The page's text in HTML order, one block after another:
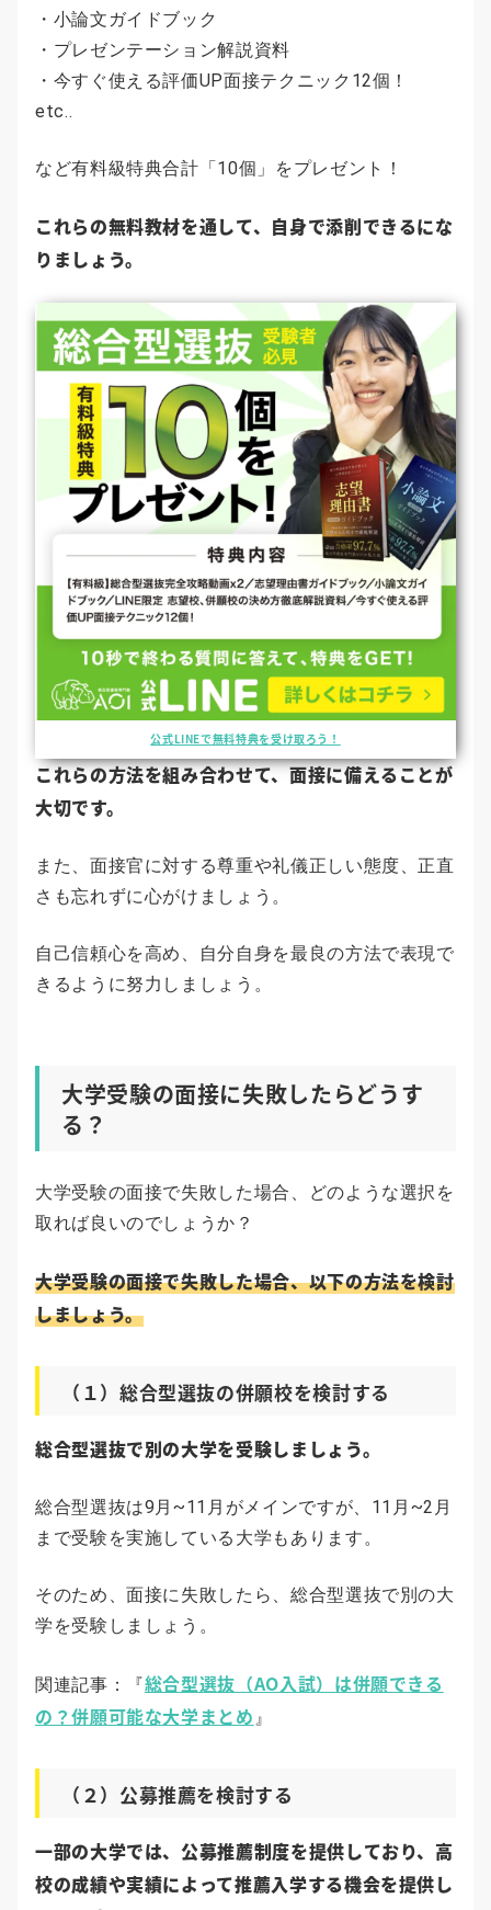
・小論文ガイドブック
・プレゼンテーション解説資料
・今すぐ使える評価UP面接テクニック12個！
etc..
など有料級特典合計「10個」をプレゼント！
これらの無料教材を通して、自身で添削できるにな
りましょう。
公式LINEで無料特典を受け取ろう！
これらの方法を組み合わせて、面接に備えることが
大切です。
また、面接官に対する尊重や礼儀正しい態度、正直
さも忘れずに心がけましょう。
自己信頼心を高め、自分自身を最良の方法で表現で
きるように努力しましょう。
大学受験の面接に失敗したらどうす
る？
大学受験の面接で失敗した場合、どのような選択を
取れば良いのでしょうか？
大学受験の面接で失敗した場合、以下の方法を検討
しましょう。
（１）総合型選抜の併願校を検討する
総合型選抜で別の大学を受験しましょう。
総合型選抜は9月~11月がメインですが、11月~2月
まで受験を実施している大学もあります。
そのため、面接に失敗したら、総合型選抜で別の大
学を受験しましょう。
関連記事：『総合型選抜（AO入試）は併願できる
の？併願可能な大学まとめ 』
（２）公募推薦を検討する
一部の大学では、公募推薦制度を提供しており、高
校の成績や実績によって推薦入学する機会を提供し